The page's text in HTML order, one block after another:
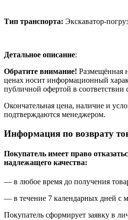
CAT
Тип транспорта: Экскаватор-
Детальное описание:
Обратите внимание! Размещённая
ценах носит информационный
публичной офертой в
Окончательная цена, наличие и
подтверждаются менеджером.
Информация по возврату
Покупатель имеет право
надлежащего качества:
— в любое время до получения
— в течение 7 календарных дней с
Покупатель сформирует заявку в